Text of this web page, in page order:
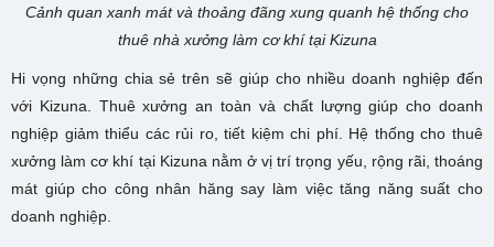
Cảnh quan xanh mát và thoảng đãng xung quanh hệ thống cho
thuê nhà xưởng làm cơ khí tại Kizuna
Hi vọng những chia sẻ trên sẽ giúp cho nhiều doanh nghiệp đến
với Kizuna. Thuê xưởng an toàn và chất lượng giúp cho doanh
nghiệp giảm thiểu các rủi ro, tiết kiệm chi phí. Hệ thống cho thuê
xưởng làm cơ khí tại Kizuna nằm ở vị trí trọng yếu, rộng rãi, thoáng
mát giúp cho công nhân hăng say làm việc tăng năng suất cho
doanh nghiệp.